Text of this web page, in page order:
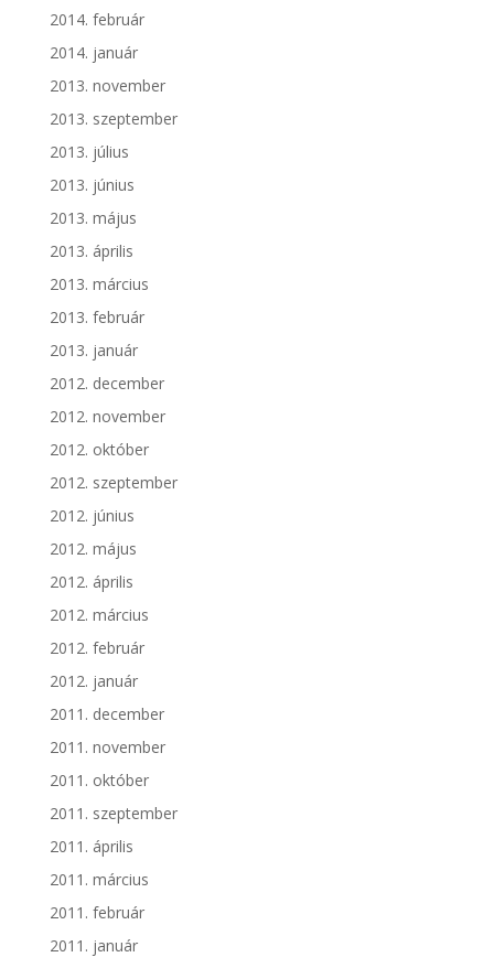
2014. február
2014. január
2013. november
2013. szeptember
2013. július
2013. június
2013. május
2013. április
2013. március
2013. február
2013. január
2012. december
2012. november
2012. október
2012. szeptember
2012. június
2012. május
2012. április
2012. március
2012. február
2012. január
2011. december
2011. november
2011. október
2011. szeptember
2011. április
2011. március
2011. február
2011. január